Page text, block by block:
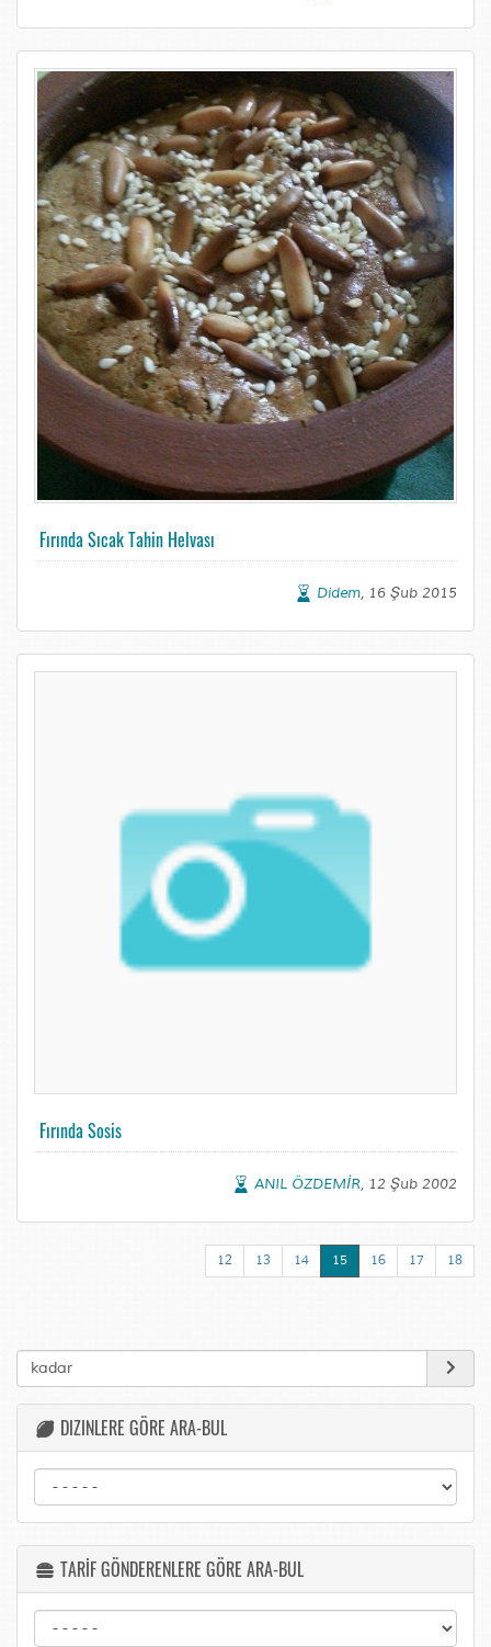
Fırında Sıcak Tahin Helvası
Didem, 16 Şub 2015
Fırında Sosis
ANIL ÖZDEMİR, 12 Şub 2002
12 13 14 15 16 17 18
DIZINLERE GÖRE ARA-BUL
TARİF GÖNDERENLERE GÖRE ARA-BUL